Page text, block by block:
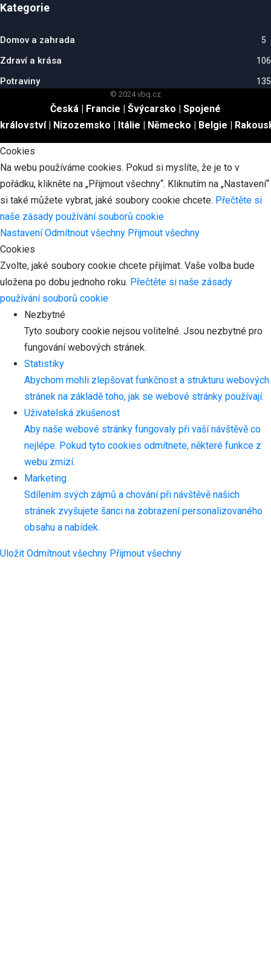
Kategorie
Domov a zahrada 5
Zdraví a krása 106
Potraviny 135
© 2024 vbq.cz
Česká | Francie | Švýcarsko | Spojené
království| Nizozemsko | Itálie | Německo | Belgie |
Cookies
Na webu používáme cookies. Pokud si myslíte, že je to v
pořádku, klikněte na „Přijmout všechny“. Kliknutím na „Nastavení“
si také můžete vybrat, jaké soubory cookie chcete. Přečtěte si
naše zásady používání souborů cookie
NastaveníOdmítnout všechny Přijmout všechny
Cookies
Zvolte, jaké soubory cookie chcete přijímat. Vaše volba bude
uložena po dobu jednoho roku. Přečtěte si naše zásady
používání souborů cookie
Nezbytné
Tyto soubory cookie nejsou volitelné. Jsou nezbytné pro
fungování webových stránek.
Statistiky
Abychom mohli zlepšovat funkčnost a strukturu webových
stránek na základě toho, jak se webové stránky používají.
Uživatelská zkušenost
Aby naše webové stránky fungovaly při vaší návštěvě co
nejlépe. Pokud tyto cookies odmítnete, některé funkce z
webu zmizí.
Marketing
Sdílením svých zájmů a chování při návštěvě našich
stránek zvyšujete šanci na zobrazení personalizovaného
obsahu a nabídek.
Uložit Odmítnout všechny Přijmout všechny